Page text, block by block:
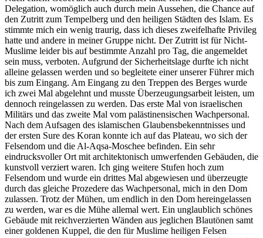
Delegation, womöglich auch durch mein Aussehen, die Chance auf
den Zutritt zum Tempelberg und den heiligen Städten des Islam. Es
stimmte mich ein wenig traurig, dass ich dieses zweifelhafte Privileg
hatte und andere in meiner Gruppe nicht. Der Zutritt ist für Nicht-
Muslime leider bis auf bestimmte Anzahl pro Tag, die angemeldet
sein muss, verboten. Aufgrund der Sicherheitslage durfte ich nicht
alleine gelassen werden und so begleitete einer unserer Führer mich
bis zum Eingang. Am Eingang zu den Treppen des Berges wurde
ich zwei Mal abgelehnt und musste Überzeugungsarbeit leisten, um
dennoch reingelassen zu werden. Das erste Mal von israelischen
Militärs und das zweite Mal vom palästinensischen Wachpersonal.
Nach dem Aufsagen des islamischen Glaubensbekenntnisses und
der ersten Sure des Koran konnte ich auf das Plateau, wo sich der
Felsendom und die Al-Aqsa-Moschee befinden. Ein sehr
eindrucksvoller Ort mit architektonisch umwerfenden Gebäuden, die
kunstvoll verziert waren. Ich ging weitere Stufen hoch zum
Felsendom und wurde ein drittes Mal abgewiesen und überzeugte
durch das gleiche Prozedere das Wachpersonal, mich in den Dom
zulassen. Trotz der Mühen, um endlich in den Dom hereingelassen
zu werden, war es die Mühe allemal wert. Ein unglaublich schönes
Gebäude mit reichverzierten Wänden aus jeglichen Blautönen samt
einer goldenen Kuppel, die den für Muslime heiligen Felsen